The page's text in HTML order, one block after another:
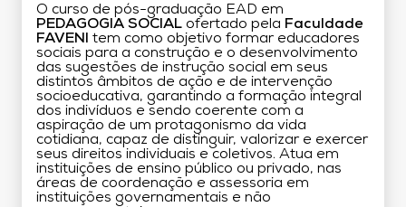
O curso de pós-graduação EAD em
PEDAGOGIA SOCIAL ofertado pela Faculdade
FAVENI
tem como objetivo formar educadores
sociais para a construção e o desenvolvimento
das sugestões de instrução social em seus
distintos âmbitos de ação e de intervenção
socioeducativa, garantindo a formação integral
dos indivíduos e sendo coerente com a
aspiração de um protagonismo da vida
cotidiana, capaz de distinguir, valorizar e exercer
seus direitos individuais e coletivos. Atua em
instituições de ensino público ou privado, nas
áreas de coordenação e assessoria em
instituições governamentais e não